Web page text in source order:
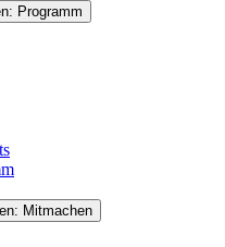
Programm
Mitmachen